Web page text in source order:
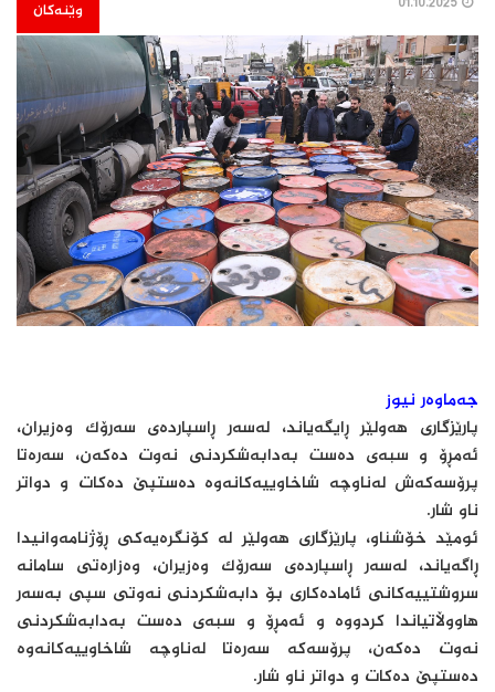
وێنەکان
جەماوەر نیوز
پارێزگاری هەولێر ڕایگەیاند، لەسەر ڕاسپاردەی سەرۆک وەزیران،
ئەمڕۆ و سبەی دەست بەدابەشکردنی نەوت دەکەن، سەرەتا
پرۆسەکەش لەناوچە شاخاوییەکانەوە دەستپێ دەکات و دواتر
ناو شار.
ئومێد خۆشناو، پارێزگاری هەولێر لە کۆنگرەیەکی ڕۆژنامەوانیدا
ڕاگەیاند، لەسەر ڕاسپاردەی سەرۆک وەزیران، وەزارەتی سامانە
سروشتییەکانی ئامادەکاری بۆ دابەشکردنی نەوتی سپی بەسەر
هاووڵاتیاندا کردووە و ئەمڕۆ و سبەی دەست بەدابەشکردنی
نەوت دەکەن، پرۆسەکە سەرەتا لەناوچە شاخاوییەکانەوە
دەستپێ دەکات و دواتر ناو شار.